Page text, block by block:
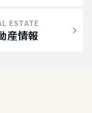
ESTATE
産情報